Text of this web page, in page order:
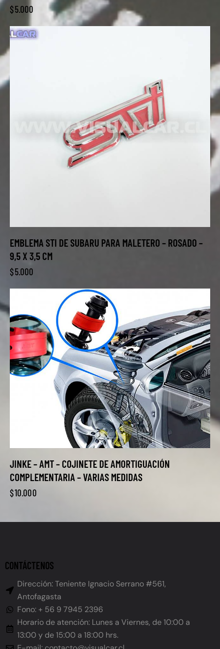
$5.000
EMBLEMA STI DE SUBARU PARA MALETERO – ROSADO –
9,5 X 3,5 CM
$5.000
JINKE – AMT – COJINETE DE AMORTIGUACIÓN
COMPLEMENTARIA – VARIAS MEDIDAS
$10.000
CONTÁCTENOS
Dirección: Teniente Ignacio Serrano #561,
Antofagasta
Fono: + 56 9 7945 2396
Horario de atención: Lunes a Viernes, de 10:00 a
13:00 y de 15:00 a 18:00 hrs.